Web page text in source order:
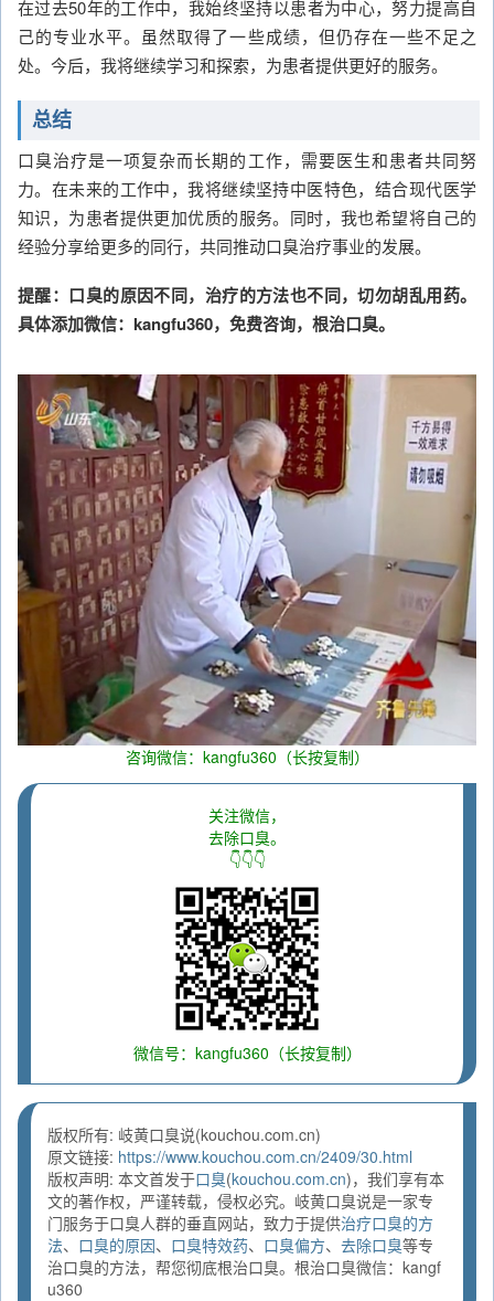
在过去50年的工作中，我始终坚持以患者为中心，努力提高自
己的专业水平。虽然取得了一些成绩，但仍存在一些不足之
处。今后，我将继续学习和探索，为患者提供更好的服务。
总结
口臭治疗是一项复杂而长期的工作，需要医生和患者共同努
力。在未来的工作中，我将继续坚持中医特色，结合现代医学
知识，为患者提供更加优质的服务。同时，我也希望将自己的
经验分享给更多的同行，共同推动口臭治疗事业的发展。
提醒：口臭的原因不同，治疗的方法也不同，切勿胡乱用药。
具体添加微信：kangfu360，免费咨询，根治口臭。
咨询微信：kangfu360（长按复制）
关注微信，
去除口臭。
👇👇👇
微信号：kangfu360（长按复制）
版权所有: 岐黄口臭说(kouchou.com.cn)
原文链接: https://www.kouchou.com.cn/2409/30.html
版权声明: 本文首发于口臭(kouchou.com.cn)，我们享有本
文的著作权，严谨转载，侵权必究。岐黄口臭说是一家专
门服务于口臭人群的垂直网站，致力于提供治疗口臭的方
法、 口臭的原因、 口臭特效药、 口臭偏方、 去除口臭等专
治口臭的方法，帮您彻底根治口臭。根治口臭微信：kangf
u360